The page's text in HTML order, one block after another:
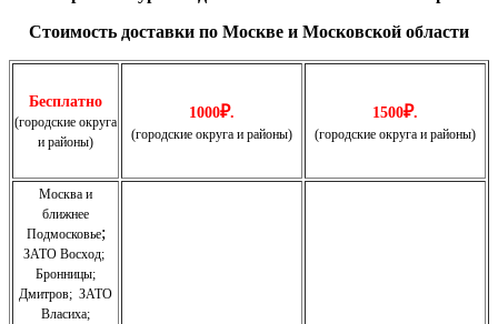
Стоимость доставки по Москве и Московской области
Бесплатно
(городские округа
и районы)
1000₽.
(городские округа и районы)
1500₽.
(городские округа и районы)
Москва и
ближнее
Подмосковье;
ЗАТО Восход;
Бронницы;
Дмитров; ЗАТО
Власиха;